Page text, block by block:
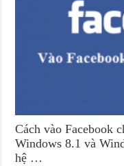
Cách vào Facebook
Windows 8.1 và
hệ …